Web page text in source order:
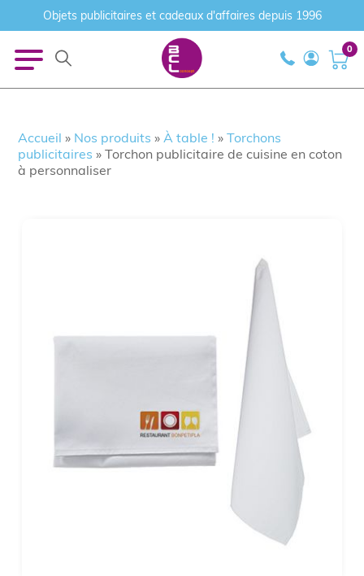
Objets publicitaires et cadeaux d'affaires depuis 1996
0
Accueil » Nos produits »À table ! »Torchons
publicitaires »Torchon publicitaire de cuisine en coton
à personnaliser